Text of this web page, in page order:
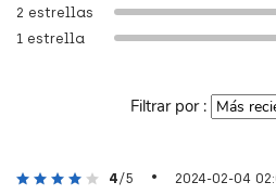
1 estrella
2 estrellas
Filtrar por :
4/5 • 2024-02-04